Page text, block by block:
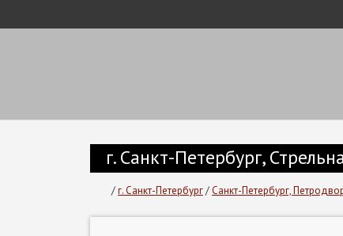
г. Санкт-Петербург,
/г. Санкт-Петербург/ Санкт-Петербург,